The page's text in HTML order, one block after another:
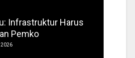
Infrastruktur Harus
Pemko